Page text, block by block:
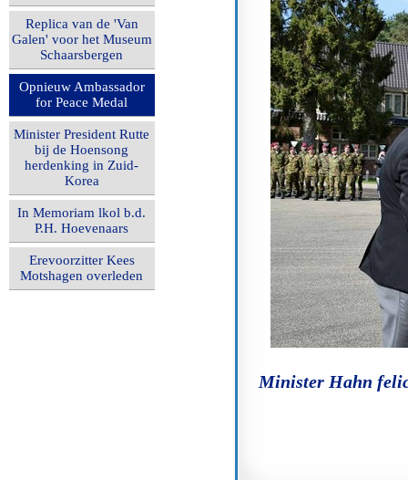
Replica van de 'Van
Galen' voor het Museum
Schaarsbergen
Opnieuw Ambassador
for Peace Medal
Minister President Rutte
bij de Hoensong
herdenking in Zuid-
Korea
In Memoriam lkol b.d.
P.H. Hoevenaars
Erevoorzitter Kees
Motshagen overleden
Minister Hahn